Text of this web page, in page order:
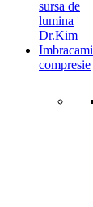
sursa de
lumina
Dr.Kim
compresie